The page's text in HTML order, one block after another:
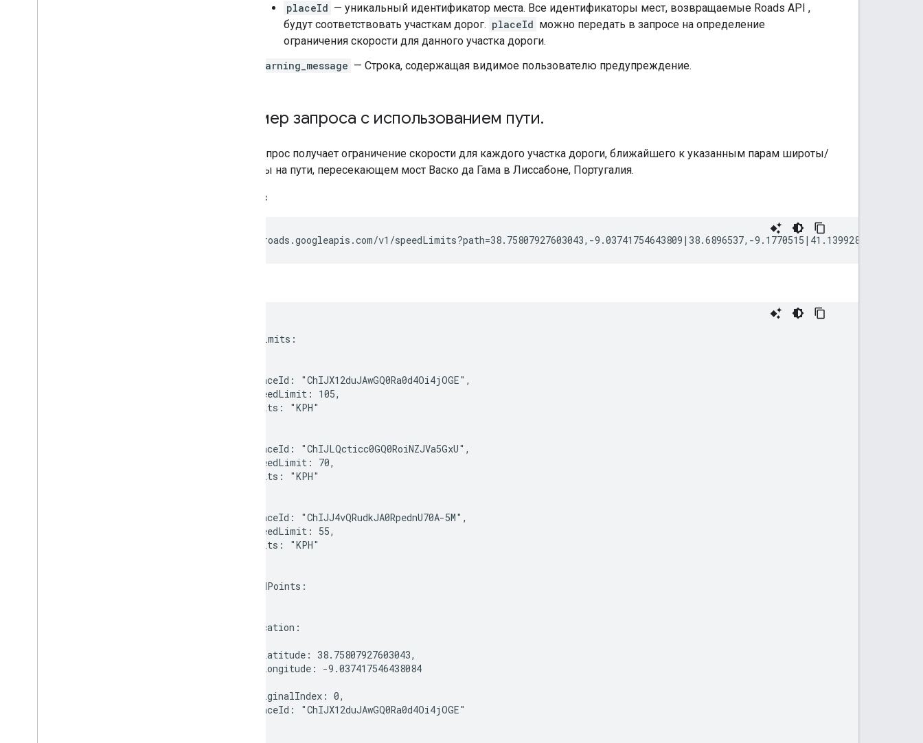
placeId — уникальный идентификатор места. Все идентификаторы мест, возвращаемые Roads API ,
будут соответствовать участкам дорог. placeId можно передать в запросе на определение
ограничения скорости для данного участка дороги.
warning_message — Строка, содержащая видимое пользователю предупреждение.
Пример запроса с использованием пути.
Этот запрос получает ограничение скорости для каждого участка дороги, ближайшего к указанным парам широты/
долготы на пути, пересекающем мост Васко да Гама в Лиссабоне, Португалия.
Запрос
https://roads.googleapis.com/v1/speedLimits?path=38.75807927603043,-9.03741754643809|38.6896537,-9.1770515|41.1399289,-
  speedLimits:
      placeId: "ChIJX12duJAwGQ0Ra0d4Oi4jOGE",
      speedLimit: 105,
      units: "KPH"
      placeId: "ChIJLQcticc0GQ0RoiNZJVa5GxU",
      speedLimit: 70,
      units: "KPH"
      placeId: "ChIJJ4vQRudkJA0RpednU70A-5M",
      speedLimit: 55,
      units: "KPH"
  snappedPoints:
      location:
        latitude: 38.75807927603043,
        longitude: -9.037417546438084
      originalIndex: 0,
      placeId: "ChIJX12duJAwGQ0Ra0d4Oi4jOGE"